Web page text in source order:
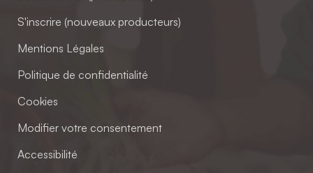
S'inscrire (nouveaux producteurs)
Mentions Légales
Politique de confidentialité
Cookies
Modifier votre consentement
Accessibilité